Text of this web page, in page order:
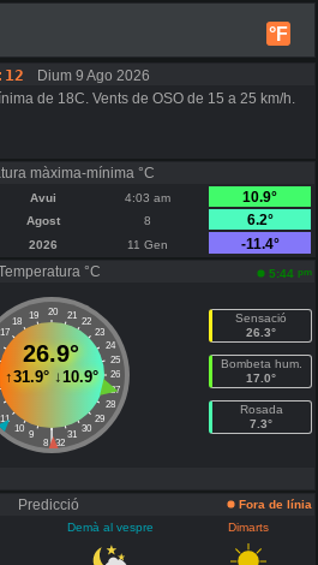
°F
Dium 9 Ago 2026
de 18C. Vents de OSO de 15 a 25 km/h.
màxima-mínima °C
Avui 4:03 am
10.9°
Agost 8
6.2°
2026 11 Gen
-11.4°
°C
5:44 pm
20
19 21
18
22
17
23
24
25
26
27
28
11
29
10
30
9 31
|
8 32
26.9°
↑31.9°↓10.9°
Sensació
26.3°
Bombeta hum.
17.0°
Rosada
7.3°
Predicció
Fora de línia
Demà al vespre Dimarts